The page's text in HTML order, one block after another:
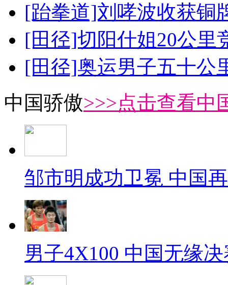
[跆拳道]刘哮波收获铜
[田径]切阳什姐20公里
[田径]奥运男子五十公
中国骄傲>>>点击查看中
邹市明成功卫冕 中国
男子4X100 中国无缘